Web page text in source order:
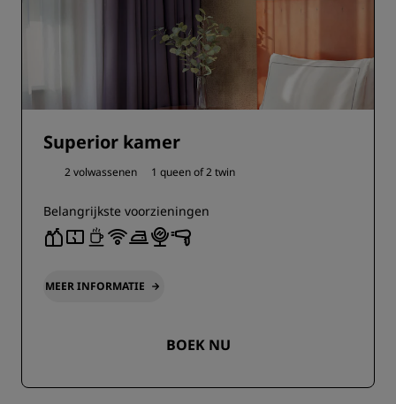
Superior kamer
2 volwassenen 1 queen of2 twin
Belangrijkste voorzieningen
MEER INFORMATIE
BOEK NU